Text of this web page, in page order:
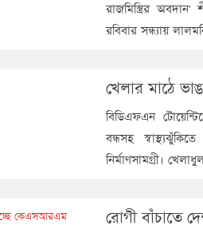
রাজমিস্ত্রির
রবিবার সন্ধ্যায়
খেলার মাঠে
বিডিএফএন
বন্ধসহ
নির্মাণসামগ্রী।
রোগী বাঁচাতে